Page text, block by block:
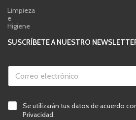
Limpieza
e
Higiene
SUSCRÍBETE A NUESTRO
C
r
e
o
C
a
Se utilizarán tus datos de acuerdo
Privacidad.